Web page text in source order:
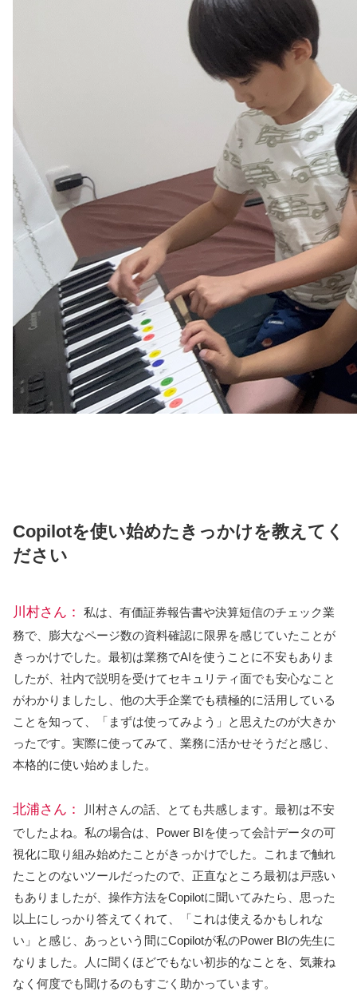
Copilotを使い始めたきっかけを教えてく
ださい
川村さん：
私は、有価証券報告書や決算短信のチェック業
務で、膨大なページ数の資料確認に限界を感じていたことが
きっかけでした。最初は業務でAIを使うことに不安もありま
したが、社内で説明を受けてセキュリティ面でも安心なこと
がわかりましたし、他の大手企業でも積極的に活用している
ことを知って、「まずは使ってみよう」と思えたのが大きか
ったです。実際に使ってみて、業務に活かせそうだと感じ、
本格的に使い始めました。
北浦さん：
川村さんの話、とても共感します。最初は不安
でしたよね。私の場合は、Power BIを使って会計データの可
視化に取り組み始めたことがきっかけでした。これまで触れ
たことのないツールだったので、正直なところ最初は戸惑い
もありましたが、操作方法をCopilotに聞いてみたら、思った
以上にしっかり答えてくれて、「これは使えるかもしれな
い」と感じ、あっという間にCopilotが私のPower BIの先生に
なりました。人に聞くほどでもない初歩的なことを、気兼ね
なく何度でも聞けるのもすごく助かっています。